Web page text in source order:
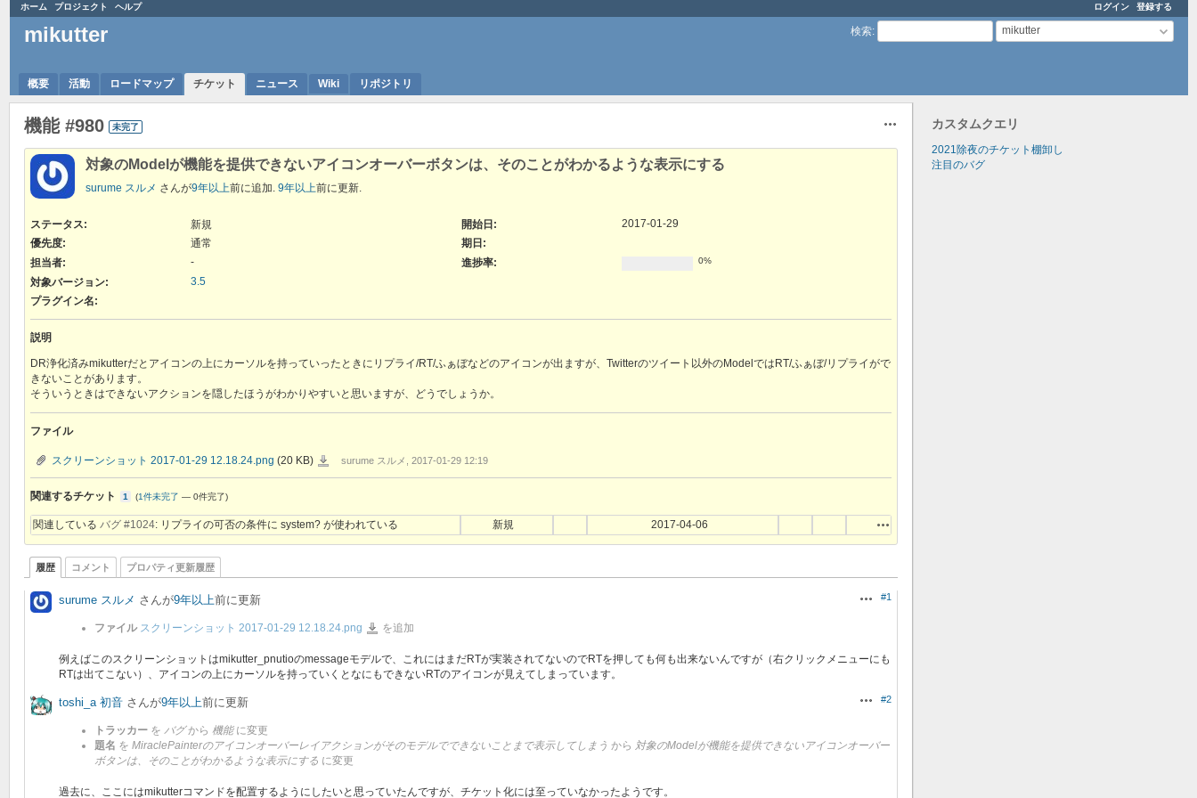
ログイン 登録する
ホーム プロジェクト ヘルプ
検索: mikutter
mikutter
概要 活動 ロードマップ チケット ニュース Wiki リポジトリ
カスタムクエリ
2021除夜のチケット棚卸し
注目のバグ
機能 #980 未完了
対象のModelが機能を提供できないアイコンオーバーボタンは、そのことがわかるような表示にする
surume スルメ さんが9年以上前に追加. 9年以上前に更新.
ステータス:
新規
優先度:
通常
担当者:
-
対象バージョン:
3.5
開始日:
2017-01-29
期日:
進捗率:
0%
プラグイン名:
説明
DR浄化済みmikutterだとアイコンの上にカーソルを持っていったときにリプライ/RT/ふぁぼなどのアイコンが出ますが、Twitterのツイート以外のModelではRT/ふぁぼ/リプライがで
きないことがあります。
そういうときはできないアクションを隠したほうがわかりやすいと思いますが、どうでしょうか。
ファイル
スクリーンショット 2017-01-29 12.18.24.png (20 KB)
リ
ョ
ッ
ト
2017-
surume スルメ, 2017-01-29 12:19
関連するチケット 1 (1件未完了 — 0件完了)
関連している バグ #1024: リプライの可否の条件に system? が使われている 新規 2017-04-06
履歴 コメント プロパティ更新履歴
操作
#1
surume スルメ さんが9年以上前に更新
ファイル スクリーンショット 2017-01-29 12.18.24.png
ス
ー
シ
を追加
例えばこのスクリーンショットはmikutter_pnutioのmessageモデルで、これにはまだRTが実装されてないのでRTを押しても何も出来ないんですが（右クリックメニューにも
RTは出てこない）、アイコンの上にカーソルを持っていくとなにもできないRTのアイコンが見えてしまっています。
操作
#2
toshi_a 初音 さんが9年以上前に更新
トラッカー を バグから 機能に変更
題名 を MiraclePainterのアイコンオーバーレイアクションがそのモデルでできないことまで表示してしまう から 対象のModelが機能を提供できないアイコンオーバー
ボタンは、そのことがわかるような表示にする に変更
過去に、ここにはmikutterコマンドを配置するようにしたいと思っていたんですが、チケット化には至っていなかったようです。